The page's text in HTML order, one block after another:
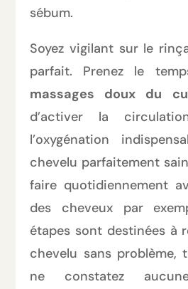
sébum.
Soyez vigilant sur le
parfait. Prenez le
massages doux du
d’activer la
l’oxygénation
chevelu parfaitement
faire quotidiennement
des cheveux par
étapes sont destinées à
chevelu sans problème,
ne constatez